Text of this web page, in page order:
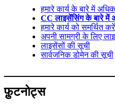
हमारे कार्य के बारे में
CC लाइसेंसिंग के बारे में
हमारे कार्य को समर्थित करें
अपनी सामग्री के लिए
लाइसेंसों की सूची
सार्वजनिक डोमेन की सूची
फ़ुटनोट्स